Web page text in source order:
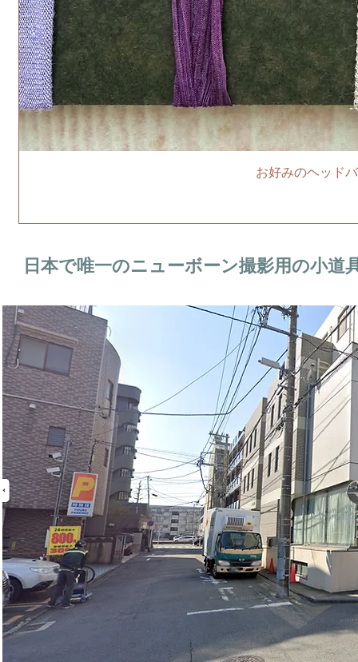
お好みのヘッド
日本で唯一のニューボーン撮影用の小道